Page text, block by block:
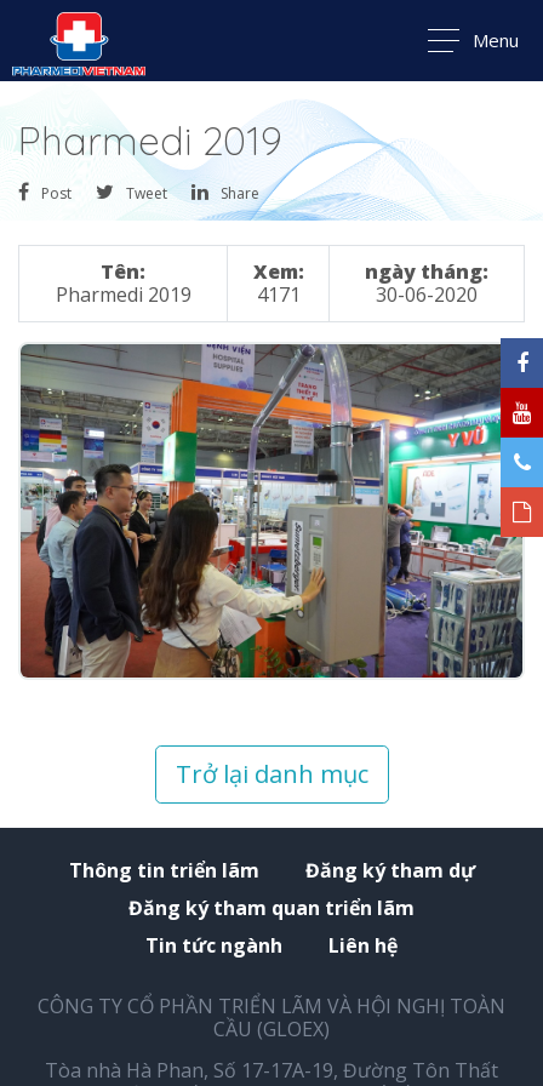
Menu
Pharmedi 2019
Post Tweet Share
Tên:
Pharmedi 2019
Xem:
4171
ngày tháng:
30-06-2020
Trở lại danh mục
Thông tin triển lãm
Đăng ký tham dự
Đăng ký tham quan triển lãm
Tin tức ngành
Liên hệ
CÔNG TY CỔ PHẦN TRIỂN LÃM VÀ HỘI NGHỊ TOÀN
CẦU (GLOEX)
Tòa nhà Hà Phan, Số 17-17A-19, Đường Tôn Thất